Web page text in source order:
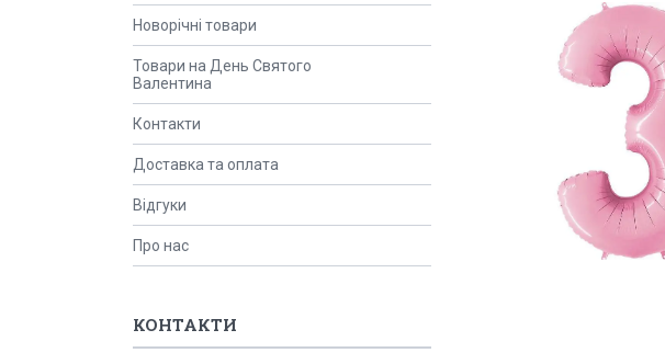
Новорічні товари
Товари на День Святого
Валентина
Контакти
Доставка та оплата
Відгуки
Про нас
КОНТАКТИ